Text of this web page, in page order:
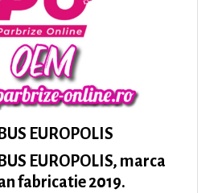
EUROPOLIS
EUROPOLIS, marca
fabricatie 2019.